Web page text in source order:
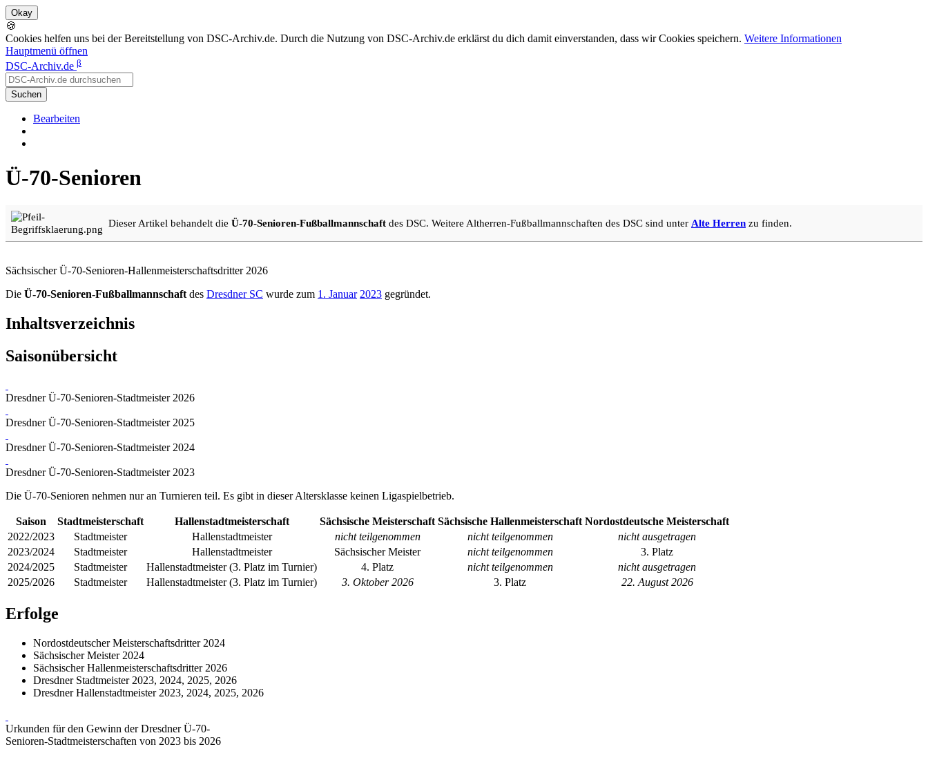
🍪
Cookies helfen uns bei der Bereitstellung von DSC-Archiv.de. Durch die Nutzung von DSC-Archiv.de erklärst du dich damit einverstanden, dass wir Cookies speichern. Weitere Informationen
Hauptmenü öffnen
DSC-Archiv.de β
Suchen
Bearbeiten
Ü-70-Senioren
Dieser Artikel behandelt die Ü-70-Senioren-Fußballmannschaft des DSC. Weitere Altherren-Fußballmannschaften des DSC sind unter Alte Herren zu finden.
Sächsischer Ü-70-Senioren-Hallenmeisterschaftsdritter 2026
Die Ü-70-Senioren-Fußballmannschaft des Dresdner SC wurde zum 1. Januar 2023 gegründet.
Inhaltsverzeichnis
Saisonübersicht
Dresdner Ü-70-Senioren-Stadtmeister 2026
Dresdner Ü-70-Senioren-Stadtmeister 2025
Dresdner Ü-70-Senioren-Stadtmeister 2024
Dresdner Ü-70-Senioren-Stadtmeister 2023
Die Ü-70-Senioren nehmen nur an Turnieren teil. Es gibt in dieser Altersklasse keinen Ligaspielbetrieb.
Saison Stadtmeisterschaft Hallenstadtmeisterschaft Sächsische Meisterschaft Sächsische Hallenmeisterschaft Nordostdeutsche Meisterschaft
2022/2023
Stadtmeister Hallenstadtmeister nicht teilgenommen nicht teilgenommen
nicht ausgetragen
2023/2024
Stadtmeister Hallenstadtmeister Sächsischer Meister nicht teilgenommen
3. Platz
2024/2025
Stadtmeister Hallenstadtmeister (3. Platz im Turnier) 4. Platz nicht teilgenommen
nicht ausgetragen
2025/2026
Stadtmeister Hallenstadtmeister (3. Platz im Turnier) 3. Oktober 2026 3. Platz 22. August 2026
Erfolge
Nordostdeutscher Meisterschaftsdritter 2024
Sächsischer Meister 2024
Sächsischer Hallenmeisterschaftsdritter 2026
Dresdner Stadtmeister 2023, 2024, 2025, 2026
Dresdner Hallenstadtmeister 2023, 2024, 2025, 2026
Urkunden für den Gewinn der Dresdner Ü-70-
Senioren-Stadtmeisterschaften von 2023 bis 2026